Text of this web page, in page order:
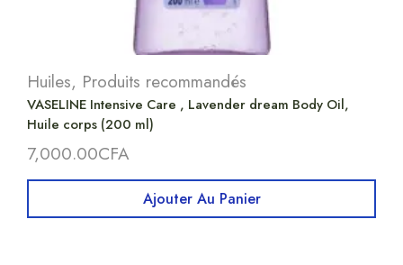
Huiles, Produits recommandés
VASELINE Intensive Care , Lavender dream Body Oil,
Huile corps (200 ml)
7,000.00CFA
Ajouter Au Panier